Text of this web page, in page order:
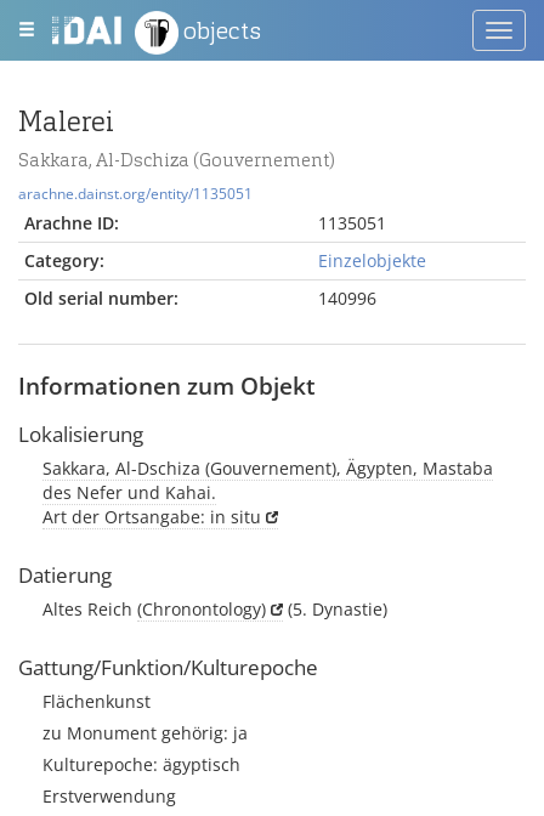
objects
Malerei
Sakkara, Al-Dschiza (Gouvernement)
arachne.dainst.org/entity/1135051
Arachne ID:
1135051
Category:
Einzelobjekte
Old serial number:
140996
Informationen zum Objekt
Lokalisierung
Sakkara, Al-Dschiza (Gouvernement), Ägypten, Mastaba
des Nefer und Kahai.
Art der Ortsangabe: in situ
Datierung
Altes Reich (Chronontology) (5. Dynastie)
Gattung/Funktion/Kulturepoche
Flächenkunst
zu Monument gehörig: ja
Kulturepoche: ägyptisch
Erstverwendung